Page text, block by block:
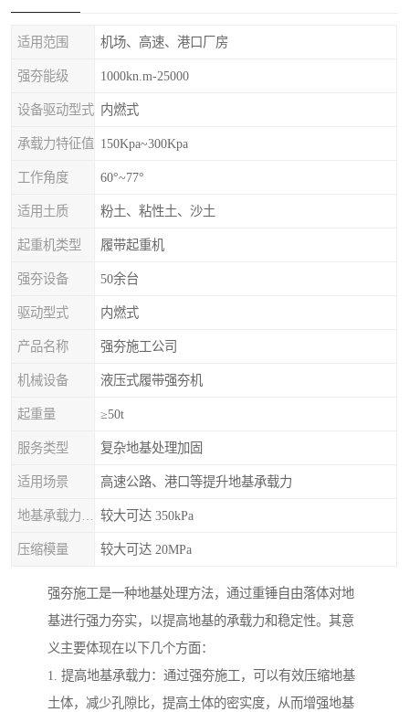
适用范围 机场、高速、港口厂房
强夯能级 1000kn.m-25000
设备驱动型式 内燃式
承载力特征值 150Kpa~300Kpa
工作角度 60°~77°
适用土质 粉土、粘性土、沙土
起重机类型 履带起重机
强夯设备 50余台
驱动型式 内燃式
产品名称 强夯施工公司
机械设备 液压式履带强夯机
起重量 ≥50t
服务类型 复杂地基处理加固
适用场景 高速公路、港口等提升地基承载力
较大可达 350kPa
压缩模量 较大可达 20MPa
强夯施工是一种地基处理方法，通过重锤自由落体对地
基进行强力夯实，以提高地基的承载力和稳定性。其意
义主要体现在以下几个方面：
1. 提高地基承载力：通过强夯施工，可以有效压缩地基
土体，减少孔隙比，提高土体的密实度，从而增强地基